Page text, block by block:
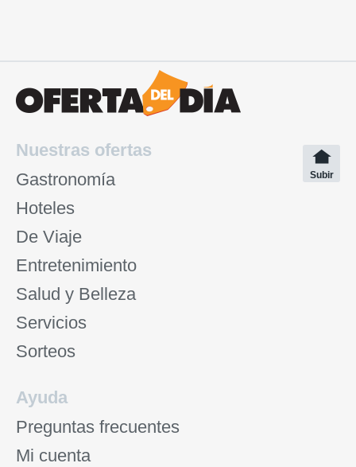
Nuestras ofertas
Gastronomía
Hoteles
De Viaje
Entretenimiento
Salud y Belleza
Servicios
Sorteos
Subir
Ayuda
Preguntas frecuentes
Mi cuenta